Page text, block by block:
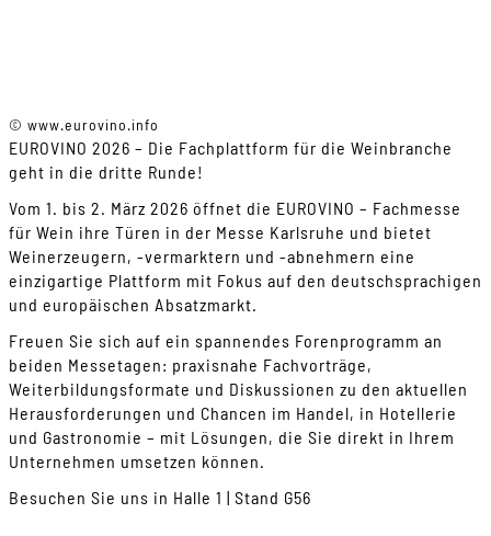
© www.eurovino.info
EUROVINO 2026 – Die Fachplattform für die Weinbranche
geht in die dritte Runde!
Vom 1. bis 2. März 2026 öffnet die EUROVINO – Fachmesse
für Wein ihre Türen in der Messe Karlsruhe und bietet
Weinerzeugern, -vermarktern und -abnehmern eine
einzigartige Plattform mit Fokus auf den deutschsprachigen
und europäischen Absatzmarkt.
Freuen Sie sich auf ein spannendes Forenprogramm an
beiden Messetagen: praxisnahe Fachvorträge,
Weiterbildungsformate und Diskussionen zu den aktuellen
Herausforderungen und Chancen im Handel, in Hotellerie
und Gastronomie – mit Lösungen, die Sie direkt in Ihrem
Unternehmen umsetzen können.
Besuchen Sie uns in Halle 1 | Stand G56